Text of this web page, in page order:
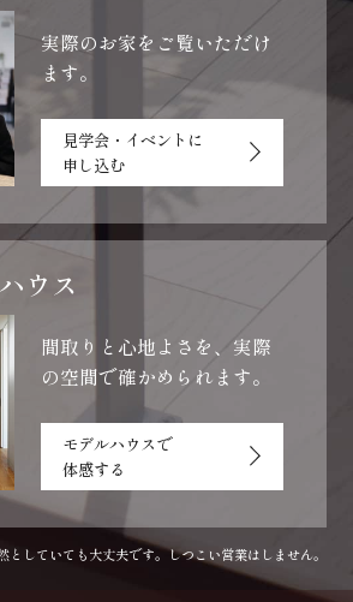
実際のお家をご覧いただけ
ます。
見学会・イベントに
申し込む
ウス
間取りと心地よさを、 実際
の空間で確かめられます。
モデルハウスで
体感する
としていても大丈夫です。しつこい営業はしません。